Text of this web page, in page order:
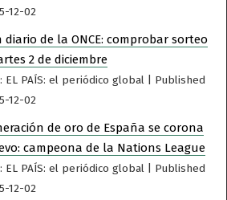
12-02
diario de la ONCE: comprobar sorteo
2 de diciembre
EL PAÍS: el periódico global
Published
12-02
de oro de España se corona
campeona de la Nations League
EL PAÍS: el periódico global
Published
12-02